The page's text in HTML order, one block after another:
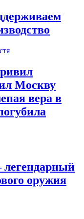
Москву
вера в
оружия